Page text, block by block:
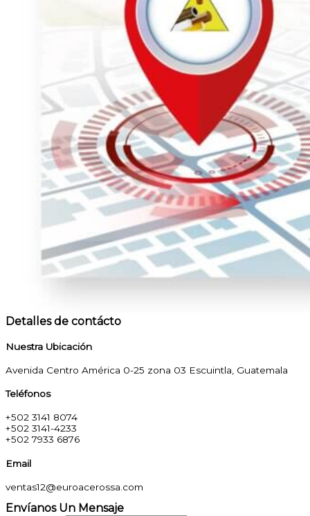
Detalles de contácto
Nuestra Ubicación
Avenida Centro América 0-25 zona 03 Escuintla, Guatemala
Teléfonos
+502 3141 8074
+502 3141-4233
‎+502 7933 6876
Email
ventas12@euroacerossa.com
Envíanos Un Mensaje